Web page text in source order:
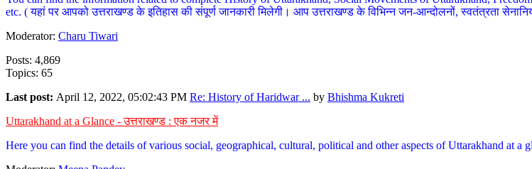
etc. ( यहां पर आपको उत्तराखण्ड के इतिहास की संपूर्ण जानकारी मिलेगी। आप उत्तराखण्ड के विभिन्न जन-आन्दोलनों, स्वतंत्रता
Moderator: Charu Tiwari
Posts: 4,869
Topics: 65
Last post: April 12, 2022, 05:02:43 PM Re: History of Haridwar ... by Bhishma Kukreti
Uttarakhand at a Glance - उत्तराखण्ड : एक नजर में
Here you can find the details of various social, geographical, cultural, political and other aspects of Uttarakhand